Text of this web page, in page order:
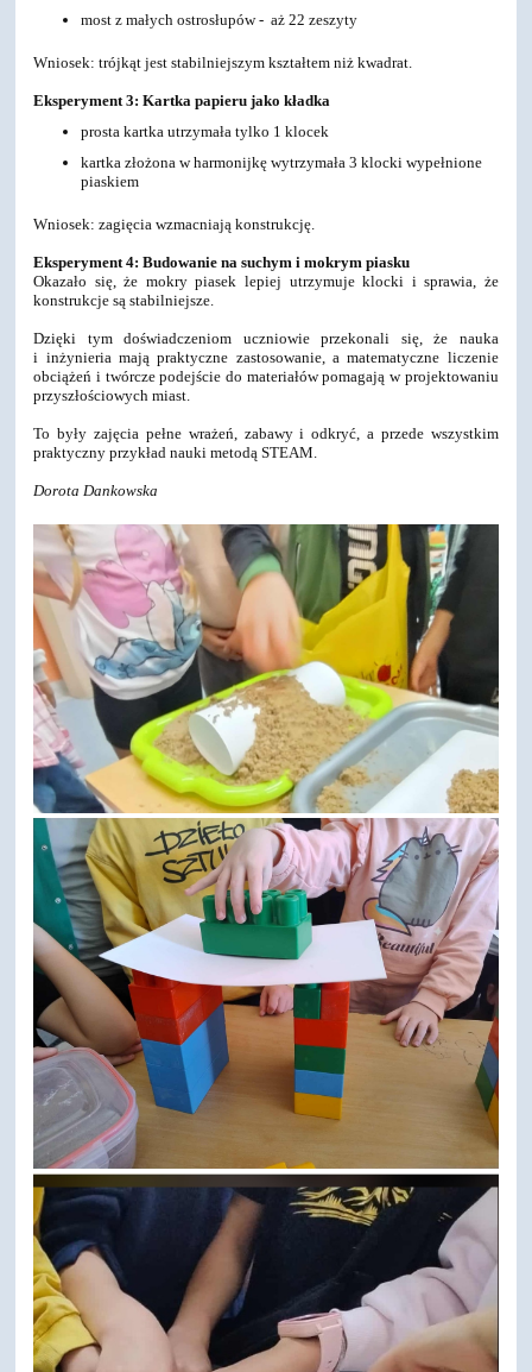
most z małych ostrosłupów - aż 22 zeszyty
Wniosek: trójkąt jest stabilniejszym kształtem niż kwadrat.
Eksperyment 3: Kartka papieru jako kładka
prosta kartka utrzymała tylko 1 klocek
kartka złożona w harmonijkę wytrzymała 3 klocki wypełnione
piaskiem
Wniosek: zagięcia wzmacniają konstrukcję.
Eksperyment 4: Budowanie na suchym i mokrym piasku
Okazało się, że mokry piasek lepiej utrzymuje klocki i sprawia, że
konstrukcje są stabilniejsze.
Dzięki tym doświadczeniom uczniowie przekonali się, że nauka
i inżynieria mają praktyczne zastosowanie, a matematyczne liczenie
obciążeń i twórcze podejście do materiałów pomagają w projektowaniu
przyszłościowych miast.
To były zajęcia pełne wrażeń, zabawy i odkryć, a przede wszystkim
praktyczny przykład nauki metodą STEAM.
Dorota Dankowska